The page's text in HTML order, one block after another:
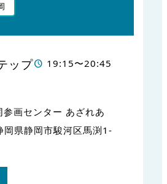
ップ 19:15〜20:45
画センター あざれあ
県静岡市駿河区馬渕1-